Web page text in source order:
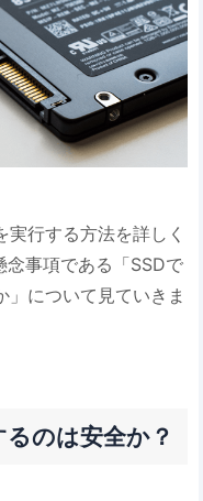
行する方法を詳しく
事項である「SSDで
」について見ていきま
のは安全か？